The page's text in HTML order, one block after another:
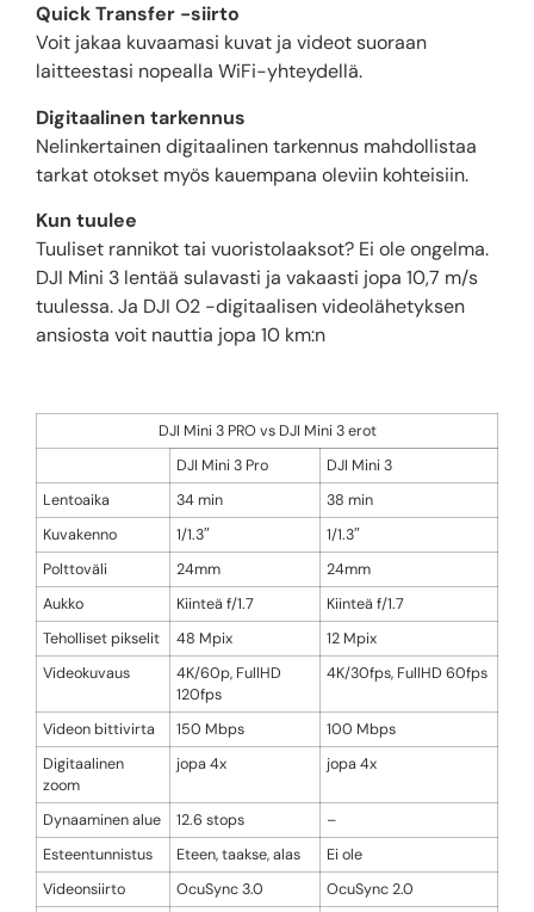
Quick Transfer -siirto
Voit jakaa kuvaamasi kuvat ja videot suoraan
laitteestasi nopealla WiFi-yhteydellä.
Digitaalinen tarkennus
Nelinkertainen digitaalinen tarkennus mahdollistaa
tarkat otokset myös kauempana oleviin kohteisiin.
Kun tuulee
Tuuliset rannikot tai vuoristolaaksot? Ei ole ongelma.
DJI Mini 3 lentää sulavasti ja vakaasti jopa 10,7 m/s
tuulessa. Ja DJI O2 -digitaalisen videolähetyksen
ansiosta voit nauttia jopa 10 km:n
DJI Mini 3 PRO vs DJI Mini 3 erot
DJI Mini 3 Pro
DJI Mini 3
Lentoaika
34 min
38 min
Kuvakenno
1/1.3″
1/1.3″
Polttoväli
24mm
24mm
Aukko
Kiinteä f/1.7
Kiinteä f/1.7
Teholliset pikselit
48 Mpix
12 Mpix
Videokuvaus
4K/60p, FullHD
120fps
4K/30fps, FullHD 60fps
Videon bittivirta 150 Mbps
100 Mbps
Digitaalinen
zoom
jopa 4x jopa 4x
Dynaaminen alue 12.6 stops
–
Esteentunnistus
Eteen, taakse, alas
Ei ole
Videonsiirto
OcuSync 3.0
OcuSync 2.0